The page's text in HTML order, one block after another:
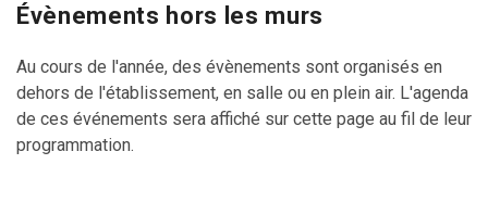
Évènements hors les murs
Au cours de l'année, des évènements sont organisés en
dehors de l'établissement, en salle ou en plein air. L'agenda
de ces événements sera affiché sur cette page au fil de leur
programmation.